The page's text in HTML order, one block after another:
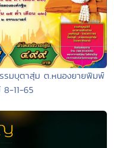
มบุตาสุ่ม ต.หนองยายพิมพ์
8-11-65